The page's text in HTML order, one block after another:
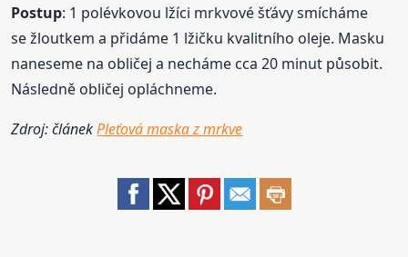
Postup: 1 polévkovou lžíci mrkvové šťávy smícháme
se žloutkem a přidáme 1 lžičku kvalitního oleje. Masku
naneseme na obličej a necháme cca 20 minut působit.
Následně obličej opláchneme.
Zdroj: článekPleťová maska z mrkve